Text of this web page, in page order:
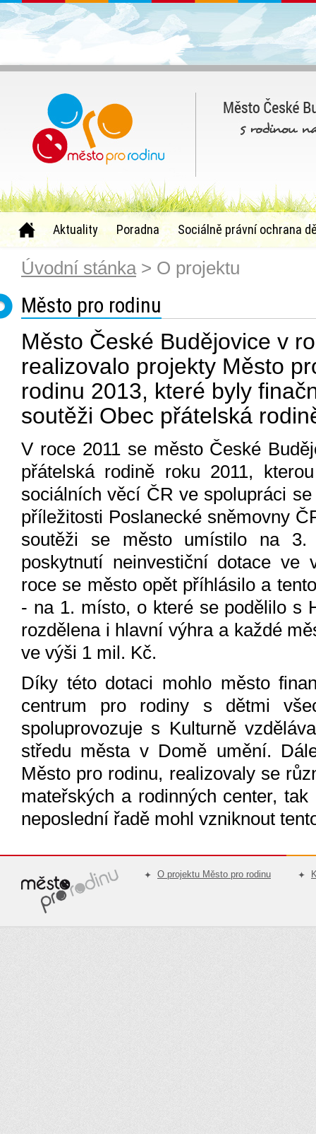
Aktuality Poradna Sociálně právní ochrana
Úvodní stánka> O projektu
Město pro rodinu
Město České Budějovice v
realizovalo projekty Město
rodinu 2013, které byly
soutěži Obec přátelská
V roce 2011 se město České
přátelská rodině roku 2011,
sociálních věcí ČR ve spolupráci
příležitosti Poslanecké sněmovny
soutěži se město umístilo na
poskytnutí neinvestiční dotace
roce se město opět příhlásilo a
- na 1. místo, o které se podělilo s
rozdělena i hlavní výhra a každé
ve výši 1 mil. Kč.
Díky této dotaci mohlo město
centrum pro rodiny s dětmi
spoluprovozuje s Kulturně
středu města v Domě umění.
Město pro rodinu, realizovaly se
mateřských a rodinných center,
neposlední řadě mohl vzniknout
O projektu Město pro rodinu